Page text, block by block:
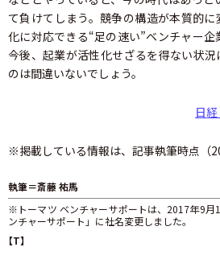
て負けてしまう。競争の構造が本質的
化に対応できる“足の速い”ベンチャー企
今後、起業が活性化せざるを得ない状況
のは間違いないでしょう。
日
※掲載している情報は、記事執筆時点（
執筆＝斎藤 祐馬
※トーマツ ベンチャーサポートは、2017年9月
ンチャーサポート」に社名変更しました。
【T】